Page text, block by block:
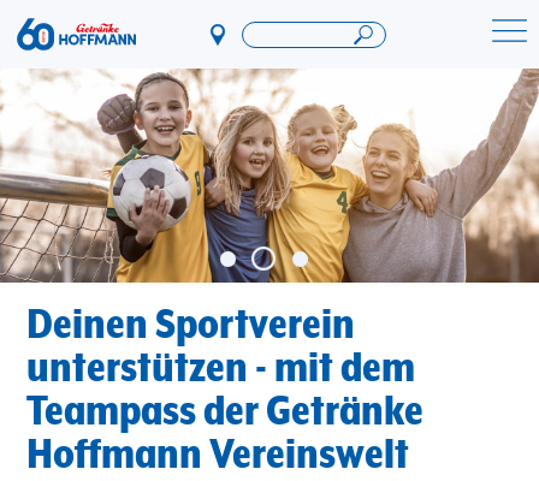
Direkt
zum
Inhalt
Startseite Getränke Hoffmann
Deinen Sportverein
unterstützen - mit dem
Teampass der Getränke
Hoffmann Vereinswelt